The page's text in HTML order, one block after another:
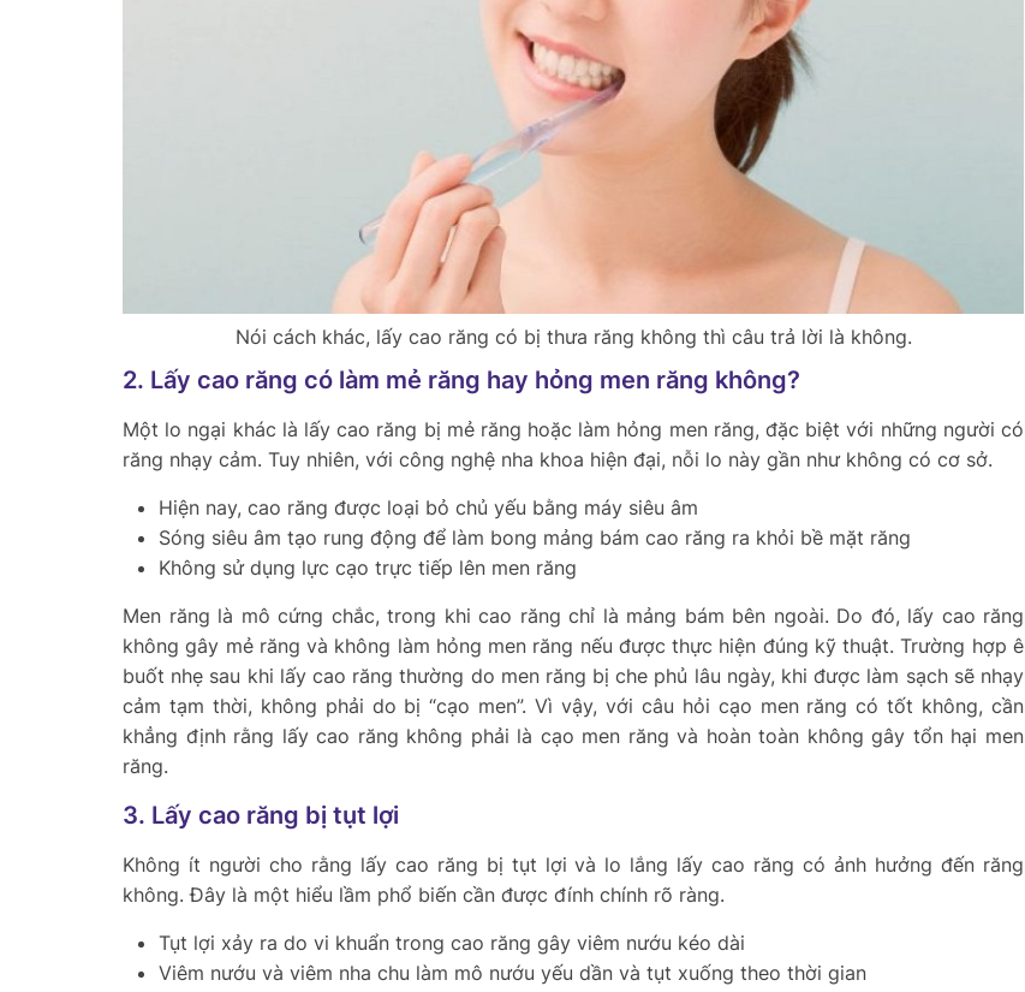
Nói cách khác, lấy cao răng có bị thưa răng không thì câu trả lời là không.
2. Lấy cao răng có làm mẻ răng hay hỏng men răng không?
Một lo ngại khác là lấy cao răng bị mẻ răng hoặc làm hỏng men răng, đặc biệt với những người có
răng nhạy cảm. Tuy nhiên, với công nghệ nha khoa hiện đại, nỗi lo này gần như không có cơ sở.
Hiện nay, cao răng được loại bỏ chủ yếu bằng máy siêu âm
Sóng siêu âm tạo rung động để làm bong mảng bám cao răng ra khỏi bề mặt răng
Không sử dụng lực cạo trực tiếp lên men răng
Men răng là mô cứng chắc, trong khi cao răng chỉ là mảng bám bên ngoài. Do đó, lấy cao răng
không gây mẻ răng và không làm hỏng men răng nếu được thực hiện đúng kỹ thuật. Trường hợp ê
buốt nhẹ sau khi lấy cao răng thường do men răng bị che phủ lâu ngày, khi được làm sạch sẽ nhạy
cảm tạm thời, không phải do bị “cạo men”. Vì vậy, với câu hỏi cạo men răng có tốt không, cần
khẳng định rằng lấy cao răng không phải là cạo men răng và hoàn toàn không gây tổn hại men
răng.
3. Lấy cao răng bị tụt lợi
Không ít người cho rằng lấy cao răng bị tụt lợi và lo lắng lấy cao răng có ảnh hưởng đến răng
không. Đây là một hiểu lầm phổ biến cần được đính chính rõ ràng.
Tụt lợi xảy ra do vi khuẩn trong cao răng gây viêm nướu kéo dài
Viêm nướu và viêm nha chu làm mô nướu yếu dần và tụt xuống theo thời gian